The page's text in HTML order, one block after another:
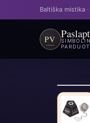
Baltiška mistika
PV